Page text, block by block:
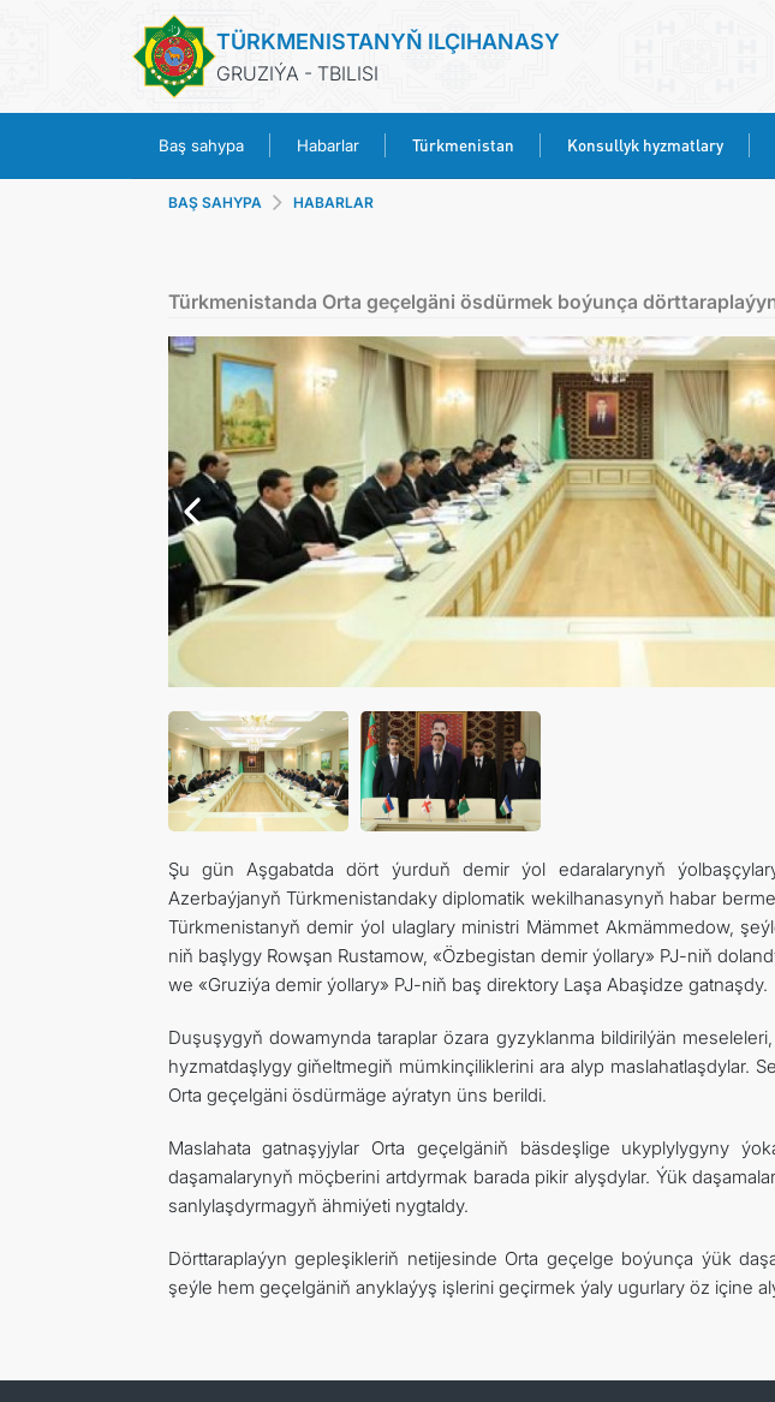
TÜRKMENISTANYŇ ILÇIHANASY
GRUZIÝA - TBILISI
Baş sahypa Habarlar Türkmenistan Konsullyk hyzmatlary
BAŞ SAHYPA HABARLAR
Türkmenistanda Orta geçelgäni ösdürmek boýunça
Şu gün Aşgabatda dört ýurduň demir ýol edaralarynyň
Azerbaýjanyň Türkmenistandaky diplomatik wekilhanasynyň habar
Türkmenistanyň demir ýol ulaglary ministri Mämmet Akmämmedow,
niň başlygy Rowşan Rustamow, «Özbegistan demir ýollary» PJ-niň
we «Gruziýa demir ýollary» PJ-niň baş direktory Laşa Abaşidze gatnaşdy.
Duşuşygyň dowamynda taraplar özara gyzyklanma bildirilýän
hyzmatdaşlygy giňeltmegiň mümkinçiliklerini ara alyp maslahatlaşdylar.
Orta geçelgäni ösdürmäge aýratyn üns berildi.
Maslahata gatnaşyjylar Orta geçelgäniň bäsdeşlige ukyplylygyny
daşamalarynyň möçberini artdyrmak barada pikir alyşdylar. Ýük
sanlylaşdyrmagyň ähmiýeti nygtaldy.
Dörttaraplaýyn gepleşikleriň netijesinde Orta geçelge boýunça ýük
şeýle hem geçelgäniň anyklaýyş işlerini geçirmek ýaly ugurlary öz içine